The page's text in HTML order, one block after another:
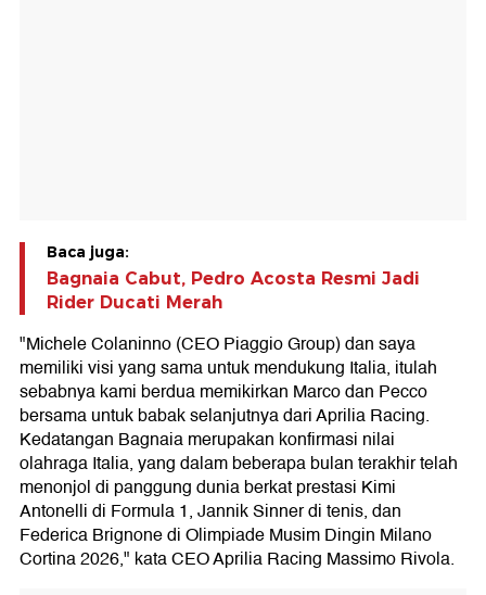
Baca juga:
Bagnaia Cabut, Pedro Acosta Resmi Jadi
Rider Ducati Merah
"Michele Colaninno (CEO Piaggio Group) dan saya
memiliki visi yang sama untuk mendukung Italia, itulah
sebabnya kami berdua memikirkan Marco dan Pecco
bersama untuk babak selanjutnya dari Aprilia Racing.
Kedatangan Bagnaia merupakan konfirmasi nilai
olahraga Italia, yang dalam beberapa bulan terakhir telah
menonjol di panggung dunia berkat prestasi Kimi
Antonelli di Formula 1, Jannik Sinner di tenis, dan
Federica Brignone di Olimpiade Musim Dingin Milano
Cortina 2026," kata CEO Aprilia Racing Massimo Rivola.